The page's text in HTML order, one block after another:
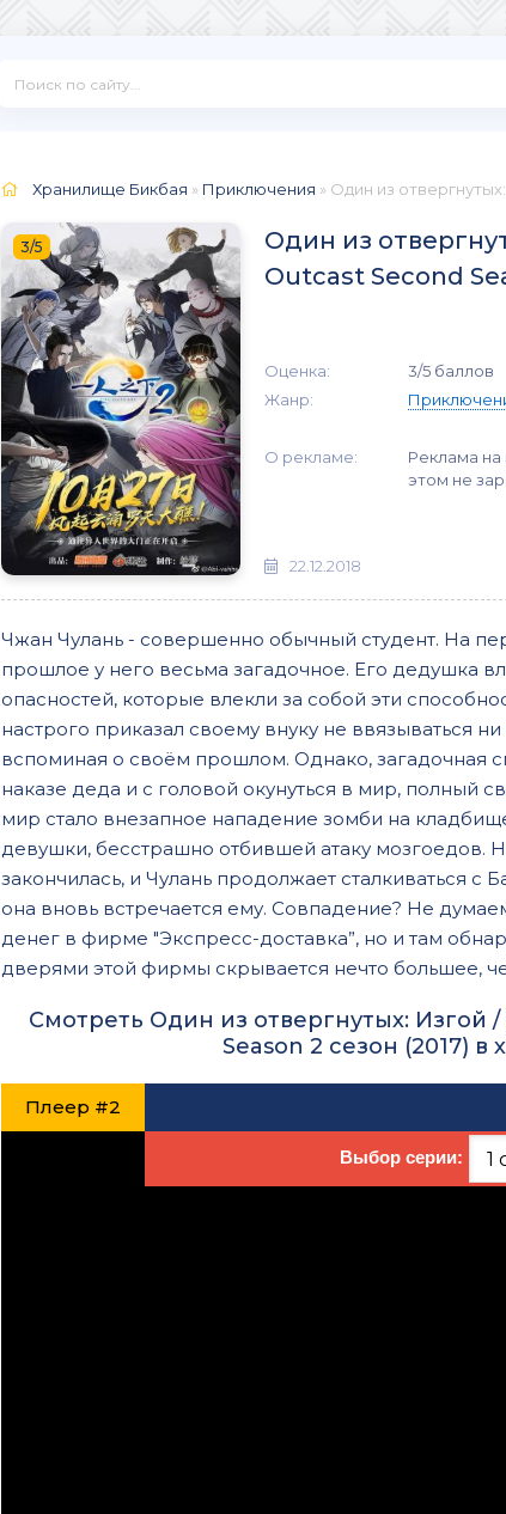
Хранилище Бикбая » Приключения
3/5
Один из отвергнутых: Изгой /
Outcast Second
Оценка:
3/5 баллов
Жанр:
О рекламе:
Реклама на
этом не
22.12.2018
Чжан Чулань - совершенно обычный студент. На
прошлое у него весьма загадочное. Его дедушка
опасностей, которые влекли за собой эти
настрого приказал своему внуку не ввязываться
вспоминая о своём прошлом. Однако, загадочная
наказе деда и с головой окунуться в мир, полный
мир стало внезапное нападение зомби на
девушки, бесстрашно отбившей атаку мозгоедов.
закончилась, и Чулань продолжает сталкиваться с
она вновь встречается ему. Совпадение? Не
денег в фирме "Экспресс-доставка”, но и там
дверями этой фирмы скрывается нечто большее,
Смотреть Один из отвергнутых: Изгой / Hitori no Shita: The Outcast Second
Season 2 сезон (2017)
Плеер #2
Выбор серии: